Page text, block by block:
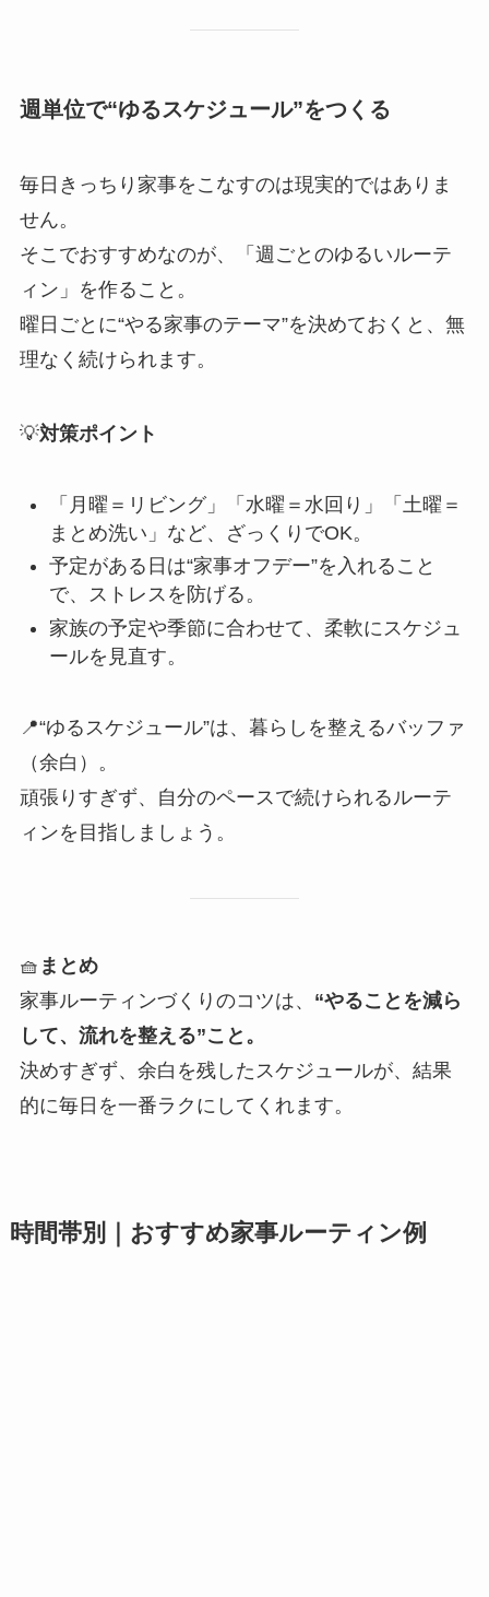
週単位で“ゆるスケジュール”をつくる
毎日きっちり家事をこなすのは現実的ではありま
せん。
そこでおすすめなのが、「週ごとのゆるいルーテ
ィン」を作ること。
曜日ごとに“やる家事のテーマ”を決めておくと、無
理なく続けられます。
💡対策ポイント
「月曜＝リビング」「水曜＝水回り」「土曜＝
まとめ洗い」など、ざっくりでOK。
予定がある日は“家事オフデー”を入れること
で、ストレスを防げる。
家族の予定や季節に合わせて、柔軟にスケジュ
ールを見直す。
📍“ゆるスケジュール”は、暮らしを整えるバッファ
（余白）。
頑張りすぎず、自分のペースで続けられるルーテ
ィンを目指しましょう。
🧺 まとめ
家事ルーティンづくりのコツは、 “やることを減ら
して、流れを整える”こと。
決めすぎず、余白を残したスケジュールが、結果
的に毎日を一番ラクにしてくれます。
時間帯別｜おすすめ家事ルーティン例